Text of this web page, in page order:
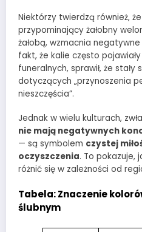
Niektórzy twierdzą również,
przypominający żałobny
żałobą, wzmacnia
fakt, że kalie często
funeralnych, sprawił, że
dotyczących „przynoszenia
nieszczęścia”.
Jednak w wielu kulturach,
nie mają negatywnych
— są symbolem czystej
oczyszczenia. To pokazuje,
różnić się w zależności od
Tabela: Znaczenie
ślubnym